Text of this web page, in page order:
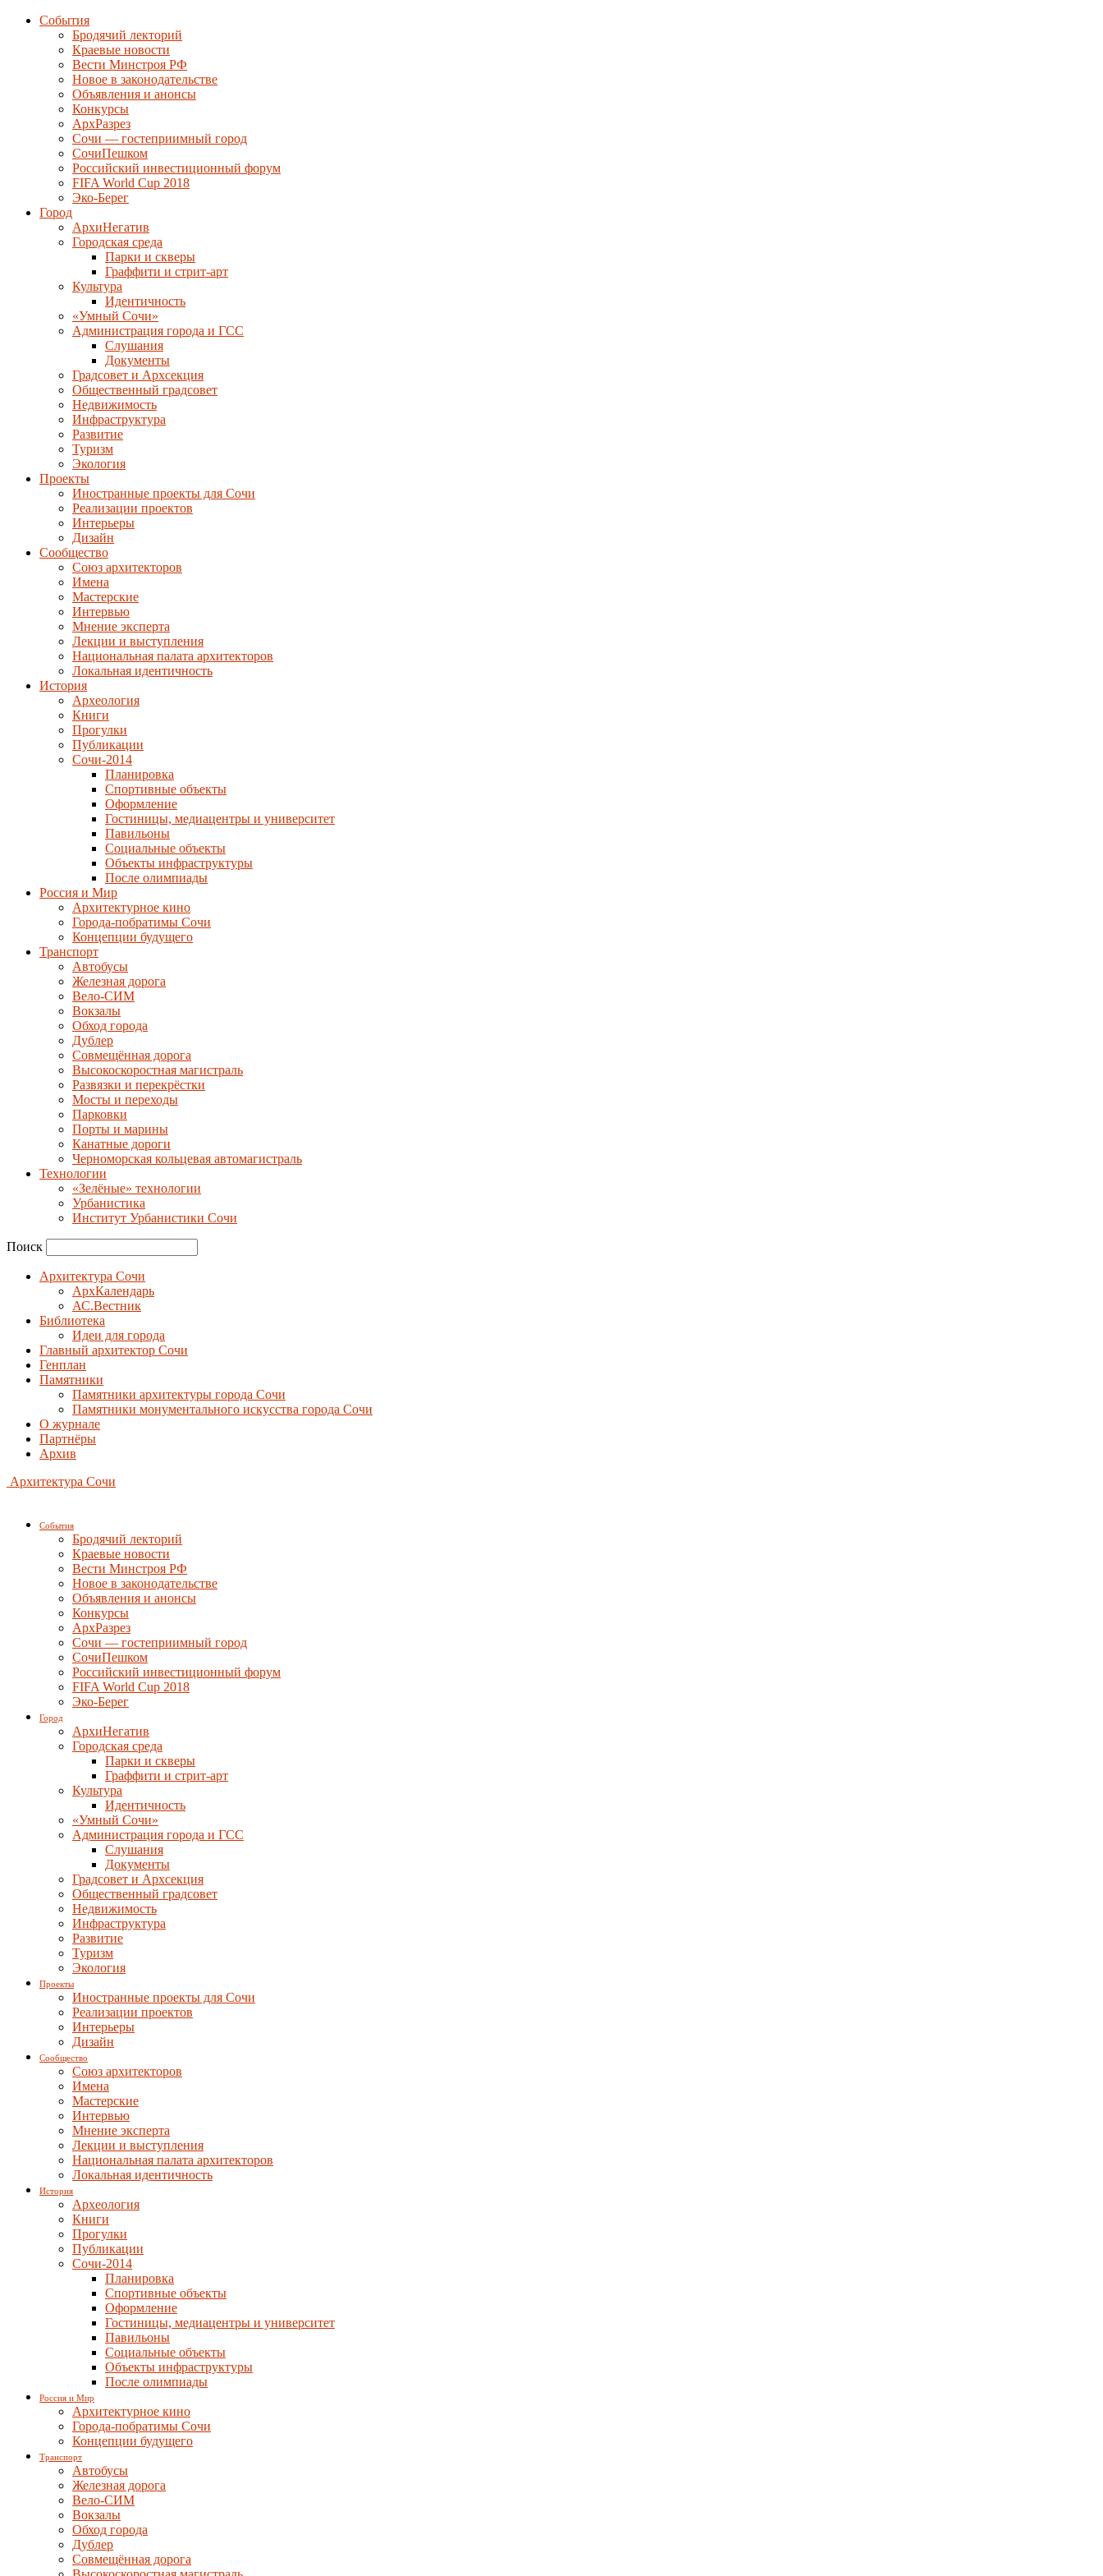
События
Бродячий лекторий
Краевые новости
Вести Минстроя РФ
Новое в законодательстве
Объявления и анонсы
Конкурсы
АрхРазрез
Сочи — гостеприимный город
СочиПешком
Российский инвестиционный форум
FIFA World Cup 2018
Эко-Берег
Город
АрхиНегатив
Городская среда
Парки и скверы
Граффити и стрит-арт
Культура
Идентичность
«Умный Сочи»
Администрация города и ГСС
Слушания
Документы
Градсовет и Архсекция
Общественный градсовет
Недвижимость
Инфраструктура
Развитие
Туризм
Экология
Проекты
Иностранные проекты для Сочи
Реализации проектов
Интерьеры
Дизайн
Сообщество
Союз архитекторов
Имена
Мастерские
Интервью
Мнение эксперта
Лекции и выступления
Национальная палата архитекторов
Локальная идентичность
История
Археология
Книги
Прогулки
Публикации
Сочи-2014
Планировка
Спортивные объекты
Оформление
Гостиницы, медиацентры и университет
Павильоны
Социальные объекты
Объекты инфраструктуры
После олимпиады
Россия и Мир
Архитектурное кино
Города-побратимы Сочи
Концепции будущего
Транспорт
Автобусы
Железная дорога
Вело-СИМ
Вокзалы
Обход города
Дублер
Совмещённая дорога
Высокоскоростная магистраль
Развязки и перекрёстки
Мосты и переходы
Парковки
Порты и марины
Канатные дороги
Черноморская кольцевая автомагистраль
Технологии
«Зелёные» технологии
Урбанистика
Институт Урбанистики Сочи
Поиск
Архитектура Сочи
АрхКалендарь
АС.Вестник
Библиотека
Идеи для города
Главный архитектор Сочи
Генплан
Памятники
Памятники архитектуры города Сочи
Памятники монументального искусства города Сочи
О журнале
Партнёры
Архив
Архитектура Сочи
События
Бродячий лекторий
Краевые новости
Вести Минстроя РФ
Новое в законодательстве
Объявления и анонсы
Конкурсы
АрхРазрез
Сочи — гостеприимный город
СочиПешком
Российский инвестиционный форум
FIFA World Cup 2018
Эко-Берег
Город
АрхиНегатив
Городская среда
Парки и скверы
Граффити и стрит-арт
Культура
Идентичность
«Умный Сочи»
Администрация города и ГСС
Слушания
Документы
Градсовет и Архсекция
Общественный градсовет
Недвижимость
Инфраструктура
Развитие
Туризм
Экология
Проекты
Иностранные проекты для Сочи
Реализации проектов
Интерьеры
Дизайн
Сообщество
Союз архитекторов
Имена
Мастерские
Интервью
Мнение эксперта
Лекции и выступления
Национальная палата архитекторов
Локальная идентичность
История
Археология
Книги
Прогулки
Публикации
Сочи-2014
Планировка
Спортивные объекты
Оформление
Гостиницы, медиацентры и университет
Павильоны
Социальные объекты
Объекты инфраструктуры
После олимпиады
Россия и Мир
Архитектурное кино
Города-побратимы Сочи
Концепции будущего
Транспорт
Автобусы
Железная дорога
Вело-СИМ
Вокзалы
Обход города
Дублер
Совмещённая дорога